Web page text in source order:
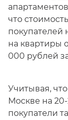
что
покупателей
на квартиры
000 рублей
Учитывая,
Москве на
покупатели